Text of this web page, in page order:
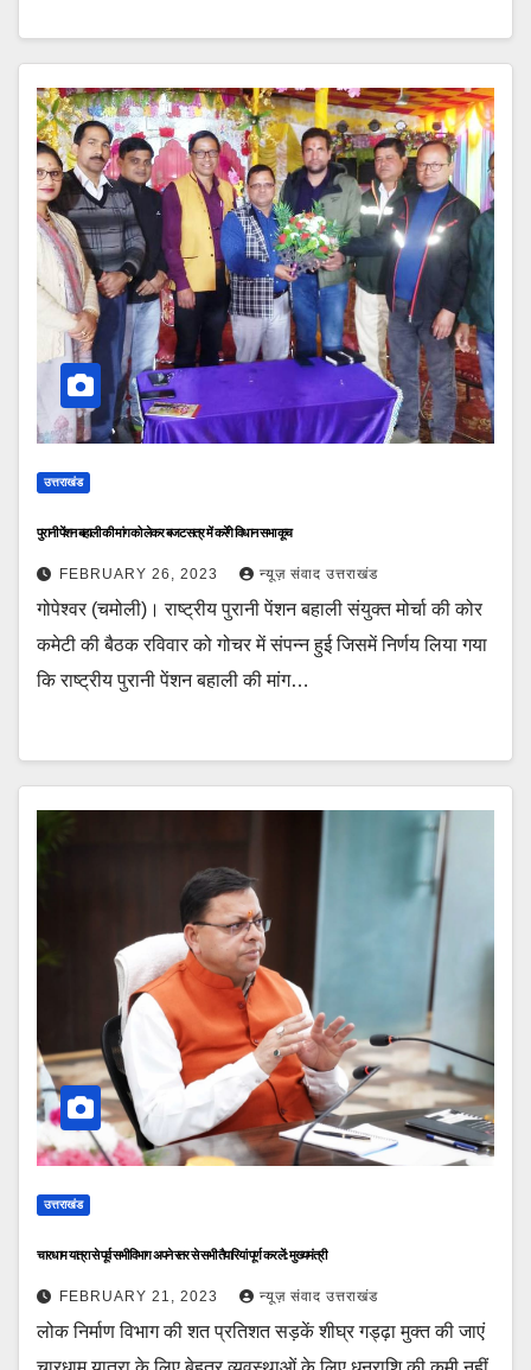
उत्तराखंड
पुरानी पेंशन बहाली की मांग को लेकर बजट सत्र में करेंगे विधान सभा कूच
FEBRUARY 26, 2023 न्यूज़ संवाद उत्तराखंड
गोपेश्वर (चमोली)। राष्ट्रीय पुरानी पेंशन बहाली संयुक्त मोर्चा की कोर
कमेटी की बैठक रविवार को गोचर में संपन्न हुई जिसमें निर्णय लिया गया
कि राष्ट्रीय पुरानी पेंशन बहाली की मांग…
उत्तराखंड
चारधाम यात्रा से पूर्व सभी विभाग अपने स्तर से सभी तैयारियां पूर्ण कर लें: मुख्यमंत्री
FEBRUARY 21, 2023 न्यूज़ संवाद उत्तराखंड
लोक निर्माण विभाग की शत प्रतिशत सड़कें शीघ्र गड्ढ़ा मुक्त की जाएं